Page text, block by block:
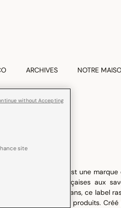
ARCHIVES NOTRE
VIVANT
Vivant (EPV) est une
entreprises françaises aux
une période de cinq ans, ce label
métier et de leurs produits.
site
without Accepting